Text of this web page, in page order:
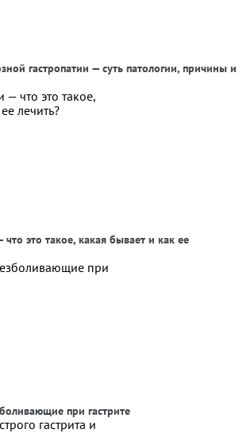
гастропатии — суть патологии, причины и
что это такое, какая бывает и как ее
при гастрите